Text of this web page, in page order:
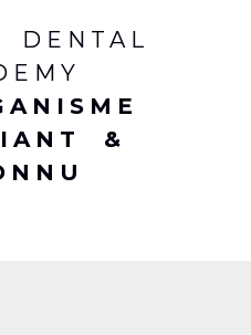
DENTAL
&